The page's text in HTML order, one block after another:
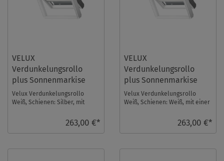
VELUX
Verdunkelungsrollo
plus Sonnenmarkise
DOP UK08 1025S
Velux Verdunkelungsrollo
Weiß, Schienen: Silber, mit
Fenstergröße: UK ...263,00 €*
VELUX
Verdunkelungsrollo
plus Sonnenmarkise
DOP UK08 1025SWL
Velux Verdunkelungsrollo
Weiß, Schienen: Weiß, mit einer
Fenstergröße: UK0 ...263,00 €*